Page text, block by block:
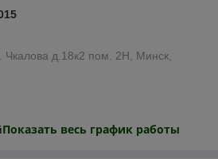
Чкалова д.18к2 пом. 2Н, Минск,
Показать весь график работы